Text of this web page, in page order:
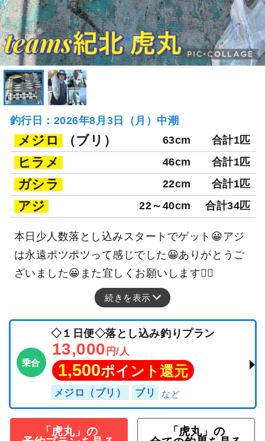
釣行日：2026年8月3日（月）中潮
メジロ （ブリ） 63cm 合計1匹
ヒラメ 46cm 合計1匹
ガシラ 22cm 合計1匹
アジ 22～40cm 合計34匹
本日少人数落とし込みスタートでゲット😀アジ
は永遠ポツポツって感じでした😀ありがとうご
ざいました😀また宜しくお願いします🙇‍♂️
続きを表示
乗合
◇１日便◇落とし込み釣りプラン
13,000 円/人
1,500ポイント還元
メジロ（ブリ） ブリ
「虎丸」の
「虎丸」の